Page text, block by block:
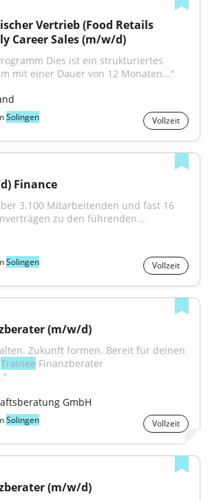
Vertrieb (Food Retails
Career Sales (m/w/d)
mit einer Dauer von 12 Monaten..."
Solingen Vollzeit
Finance
3.100 Mitarbeitenden und fast 16
zu den führenden...
Solingen Vollzeit
(m/w/d)
Zukunft formen. Bereit für deinen
Trainee Finanzberater
GmbH
Solingen Vollzeit
(m/w/d)